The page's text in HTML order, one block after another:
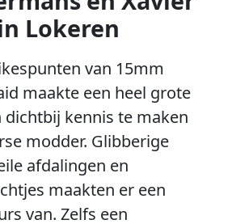
Lokeren
van 15mm
maakte een heel grote
dichtbij kennis te maken
modder. Glibberige
afdalingen en
maakten er een
van. Zelfs een